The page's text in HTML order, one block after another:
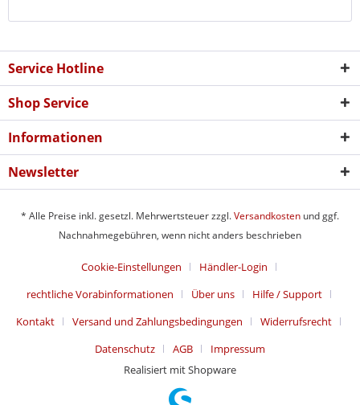
Service Hotline
Shop Service
Informationen
Newsletter
* Alle Preise inkl. gesetzl. Mehrwertsteuer zzgl.Versandkosten und ggf.
Nachnahmegebühren, wenn nicht anders beschrieben
Cookie-Einstellungen
Händler-Login
rechtliche Vorabinformationen
Über uns
Hilfe / Support
Kontakt
Versand und Zahlungsbedingungen
Widerrufsrecht
Datenschutz
AGB
Impressum
Realisiert mit Shopware